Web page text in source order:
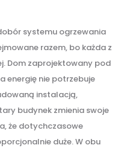
systemu ogrzewania
razem, bo każda z
Dom zaprojektowany pod
energię nie potrzebuje
instalacją,
budynek zmienia swoje
że dotychczasowe
duże. W obu